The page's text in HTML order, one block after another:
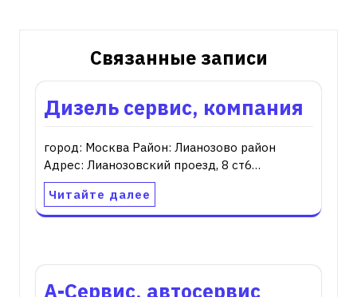
Связанные записи
Дизель сервис, компания
город: Москва Район: Лианозово район
Адрес: Лианозовский проезд, 8 ст6…
Читайте далее
А-Сервис, автосервис